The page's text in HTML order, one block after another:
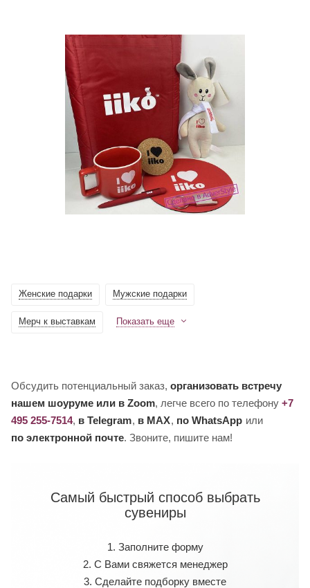
Женские подарки Мужские подарки
Мерч к выставкам Показать еще
Обсудить потенциальный заказ, организовать встречу
нашем шоуруме или в Zoom, легче всего по телефону +7
495 255-7514, в Telegram, в MAX, по WhatsApp или
по электронной почте. Звоните, пишите нам!
Самый быстрый способ выбрать
сувениры
1. Заполните форму
2. С Вами свяжется менеджер
3. Сделайте подборку вместе